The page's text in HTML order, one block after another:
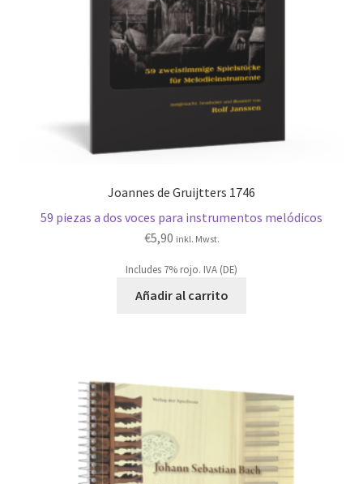
Joannes de Gruijtters 1746
59 piezas a dos voces para instrumentos melódicos
€5,90 inkl. Mwst.
Includes 7% rojo. IVA (DE)
Añadir al carrito